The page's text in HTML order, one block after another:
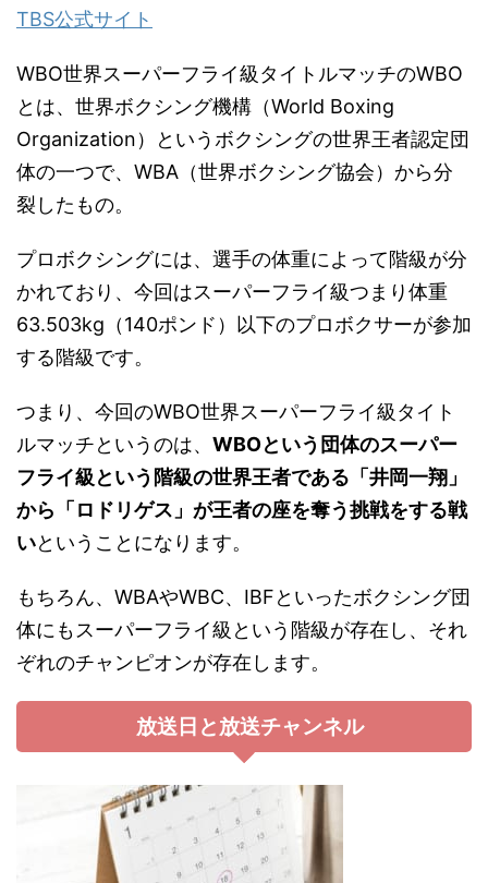
TBS公式サイト
WBO世界スーパーフライ級タイトルマッチのWBO
とは、世界ボクシング機構（World Boxing
Organization）というボクシングの世界王者認定団
体の一つで、WBA（世界ボクシング協会）から分
裂したもの。
プロボクシングには、選手の体重によって階級が分
かれており、今回はスーパーフライ級つまり体重
63.503kg（140ポンド）以下のプロボクサーが参加
する階級です。
つまり、今回のWBO世界スーパーフライ級タイト
ルマッチというのは、 WBOという団体のスーパー
フライ級という階級の世界王者である「井岡一翔」
から「ロドリゲス」が王者の座を奪う挑戦をする戦
いということになります。
もちろん、WBAやWBC、IBFといったボクシング団
体にもスーパーフライ級という階級が存在し、それ
ぞれのチャンピオンが存在します。
放送日と放送チャンネル